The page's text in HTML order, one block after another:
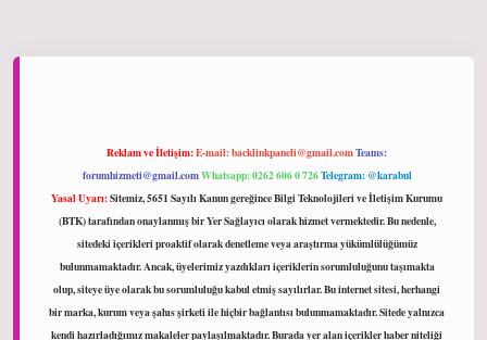
Reklam ve İletişim:E-mail:backlinkpaneli@gmail.comTeams:
forumhizmeti@gmail.comWhatsapp: 0262 606 0 726Telegram: @karabul
Yasal Uyarı:Sitemiz, 5651 Sayılı Kanun gereğince Bilgi Teknolojileri ve İletişim Kurumu
(BTK) tarafından onaylanmış bir Yer Sağlayıcı olarak hizmet vermektedir. Bu nedenle,
sitedeki içerikleri proaktif olarak denetleme veya araştırma yükümlülüğümüz
bulunmamaktadır. Ancak, üyelerimiz yazdıkları içeriklerin sorumluluğunu taşımakta
olup, siteye üye olarak bu sorumluluğu kabul etmiş sayılırlar. Bu internet sitesi, herhangi
bir marka, kurum veya şahıs şirketi ile hiçbir bağlantısı bulunmamaktadır. Sitede yalnızca
kendi hazırladığımız makaleler paylaşılmaktadır. Burada yer alan içerikler haber niteliği